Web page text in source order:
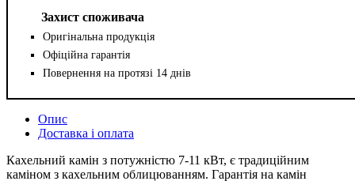
Захист споживача
Оригінальна продукція
Офіційна гарантія
Повернення на протязі 14 днів
Опис
Доставка і оплата
Кахельний камін з потужністю 7-11 кВт, є традиційним
каміном з кахельним облицюванням. Гарантія на камін